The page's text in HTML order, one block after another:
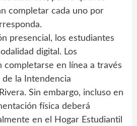
completar cada uno por
presencial, los estudiantes
digital. Los
completarse en línea a través
la Intendencia
Sin embargo, incluso en
física deberá
en el Hogar Estudiantil